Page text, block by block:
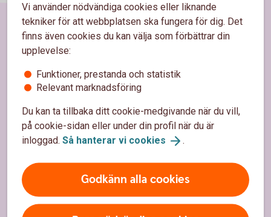
Vi använder nödvändiga cookies eller liknande
tekniker för att webbplatsen ska fungera för dig. Det
finns även cookies du kan välja som förbättrar din
upplevelse:
Funktioner, prestanda och statistik
Relevant marknadsföring
Du kan ta tillbaka ditt cookie-medgivande när du vill,
på cookie-sidan eller under din profil när du är
inloggad. Så hanterar vi cookies .
Godkänn alla cookies
Sidfot
Räkna
Ränta på ränta-kalkylator
Bolånekalkyl
Räkna på billån
Räkna ut pension